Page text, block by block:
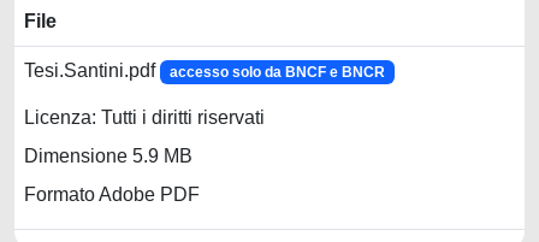
File
Tesi.Santini.pdf accesso solo da BNCF e BNCR
Licenza: Tutti i diritti riservati
Dimensione 5.9 MB
Formato Adobe PDF